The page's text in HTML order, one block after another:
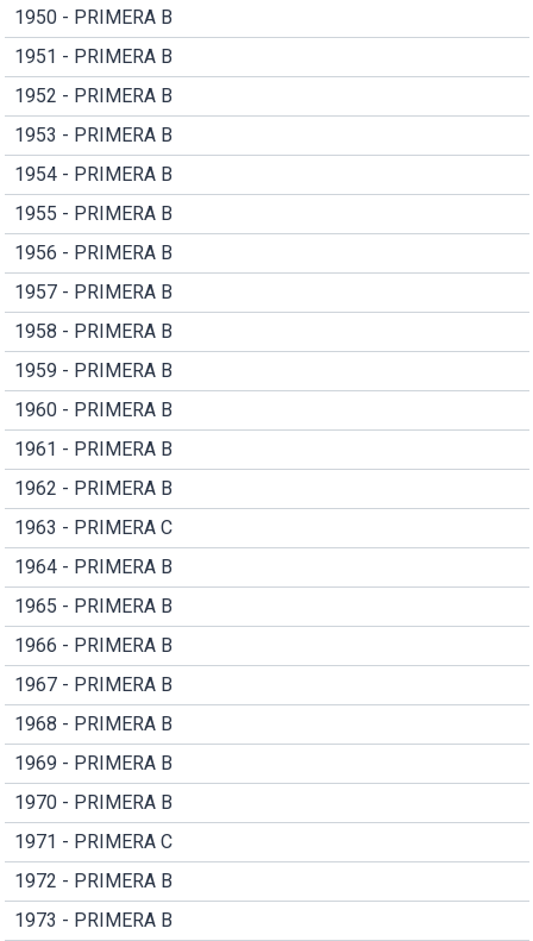
1950 - PRIMERA B
1951 - PRIMERA B
1952 - PRIMERA B
1953 - PRIMERA B
1954 - PRIMERA B
1955 - PRIMERA B
1956 - PRIMERA B
1957 - PRIMERA B
1958 - PRIMERA B
1959 - PRIMERA B
1960 - PRIMERA B
1961 - PRIMERA B
1962 - PRIMERA B
1963 - PRIMERA C
1964 - PRIMERA B
1965 - PRIMERA B
1966 - PRIMERA B
1967 - PRIMERA B
1968 - PRIMERA B
1969 - PRIMERA B
1970 - PRIMERA B
1971 - PRIMERA C
1972 - PRIMERA B
1973 - PRIMERA B